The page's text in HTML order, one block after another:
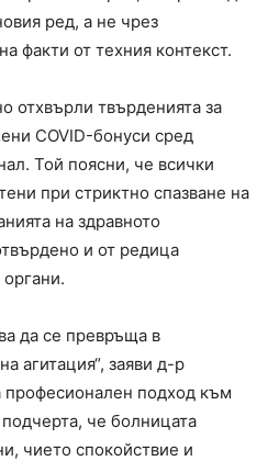
ред, а не чрез
факти от техния контекст.
отхвърли твърденията за
COVID-бонуси сред
Той поясни, че всички
при стриктно спазване на
на здравното
и от редица
да се превръща в
агитация“, заяви д-р
професионален подход към
че болницата
чието спокойствие и